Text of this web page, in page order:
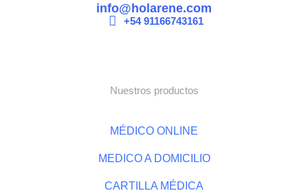
info@holarene.com
+54 91166743161
Nuestros productos
MÉDICO ONLINE
MEDICO A DOMICILIO
CARTILLA MÉDICA